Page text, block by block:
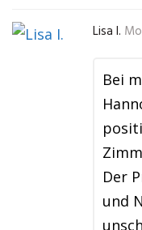
Lisa I.
Bei
Der
und